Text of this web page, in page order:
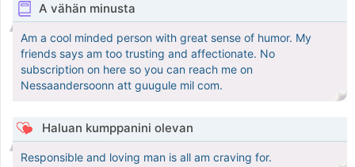
A vähän minusta
Am a cool minded person with great sense of humor. My
friends says am too trusting and affectionate. No
subscription on here so you can reach me on
Nessaandersoonn att guugule mil com.
Haluan kumppanini olevan
Responsible and loving man is all am craving for.